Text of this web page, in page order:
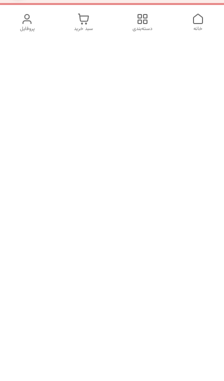
پروفایل سبد خرید دسته‌بندی خانه